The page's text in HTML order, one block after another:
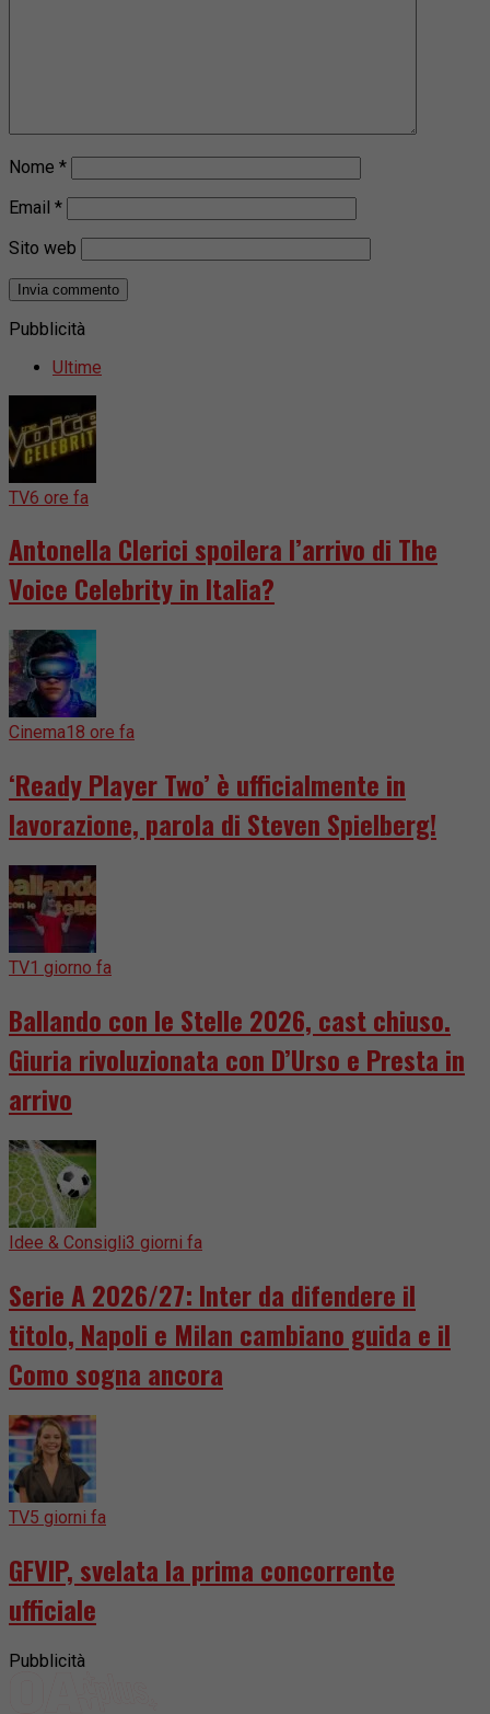
Nome *
Email *
Sito web
Pubblicità
Ultime
TV6 ore fa
Antonella Clerici spoilera l’arrivo di The
Voice Celebrity in Italia?
Cinema18 ore fa
‘Ready Player Two’ è ufficialmente in
lavorazione, parola di Steven Spielberg!
TV1 giorno fa
Ballando con le Stelle 2026, cast chiuso.
Giuria rivoluzionata con D’Urso e Presta in
arrivo
Idee & Consigli3 giorni fa
Serie A 2026/27: Inter da difendere il
titolo, Napoli e Milan cambiano guida e il
Como sogna ancora
TV5 giorni fa
GFVIP, svelata la prima concorrente
ufficiale
Pubblicità